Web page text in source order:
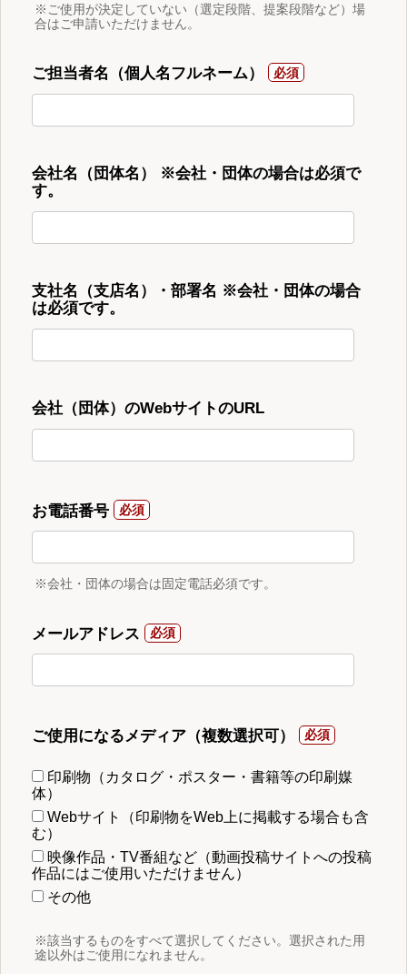
※ご使用が決定していない（選定段階、提案段階など）場
合はご申請いただけません。
ご担当者名（個人名フルネーム）
会社名（団体名） ※会社・団体の場合は必須で
す。
支社名（支店名）・部署名 ※会社・団体の場合
は必須です。
会社（団体）のWebサイトのURL
お電話番号
※会社・団体の場合は固定電話必須です。
メールアドレス
ご使用になるメディア（複数選択可）
印刷物（カタログ・ポスター・書籍等の印刷媒
体）
Webサイト（印刷物をWeb上に掲載する場合も含
む）
映像作品・TV番組など（動画投稿サイトへの投稿
作品にはご使用いただけません）
その他
※該当するものをすべて選択してください。選択された用
途以外はご使用になれません。